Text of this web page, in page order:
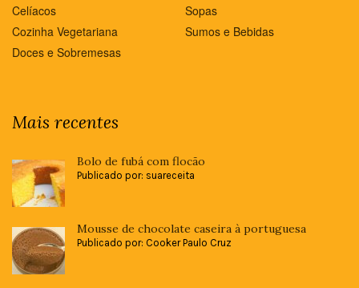
Celíacos
Cozinha Vegetariana
Doces e Sobremesas
Sopas
Sumos e Bebidas
Mais recentes
Bolo de fubá com flocão
Publicado por: suareceita
Mousse de chocolate caseira à portuguesa
Publicado por: Cooker Paulo Cruz